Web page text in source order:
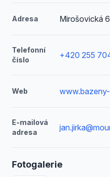
Adresa Mirošovická
Telefonní
číslo
+420 255
Web
E-mailová
adresa
Fotogalerie